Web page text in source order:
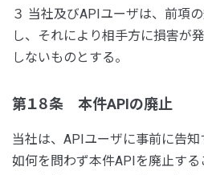
３ 当社及びAPIユーザは、前項
し、それにより相手方に損害が
しないものとする。
第１８条 本件APIの廃止
当社は、APIユーザに事前に告
如何を問わず本件APIを廃止す